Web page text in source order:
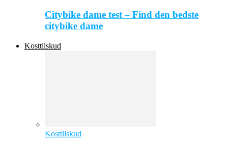
Citybike dame test – Find den bedste
citybike dame
Kosttilskud
Kosttilskud